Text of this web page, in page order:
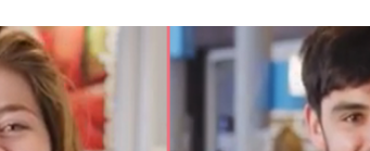
Gedragsverandering
Influencer marketing
Interne communicatie
Martech